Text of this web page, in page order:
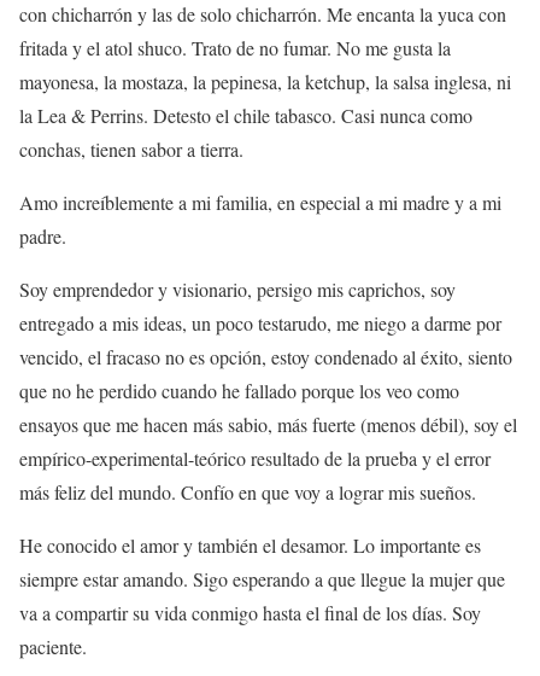
con chicharrón y las de solo chicharrón. Me encanta la yuca con
fritada y el atol shuco. Trato de no fumar. No me gusta la
mayonesa, la mostaza, la pepinesa, la ketchup, la salsa inglesa, ni
la Lea & Perrins. Detesto el chile tabasco. Casi nunca como
conchas, tienen sabor a tierra.
Amo increíblemente a mi familia, en especial a mi madre y a mi
padre.
Soy emprendedor y visionario, persigo mis caprichos, soy
entregado a mis ideas, un poco testarudo, me niego a darme por
vencido, el fracaso no es opción, estoy condenado al éxito, siento
que no he perdido cuando he fallado porque los veo como
ensayos que me hacen más sabio, más fuerte (menos débil), soy el
empírico-experimental-teórico resultado de la prueba y el error
más feliz del mundo. Confío en que voy a lograr mis sueños.
He conocido el amor y también el desamor. Lo importante es
siempre estar amando. Sigo esperando a que llegue la mujer que
va a compartir su vida conmigo hasta el final de los días. Soy
paciente.